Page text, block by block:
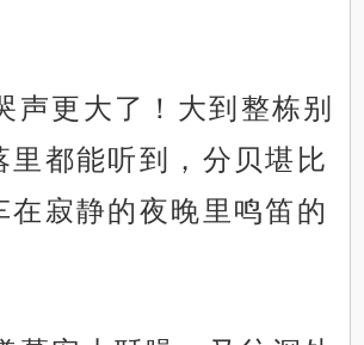
声更大了！大到整栋别
里都能听到，分贝堪比
在寂静的夜晚里鸣笛的